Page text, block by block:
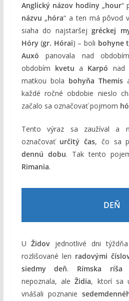
Anglický názov hodiny„hour“
názvu „hóra“ a ten má pôvod v
siaha do najstaršejgréckej
Hóry(gr. Hórai) – boli bohyne
Auxó panovala nad
obdobím kvetu a Karpó nad
matkou bola bohyňa Themis
každé ročné obdobie nieslo
začalo sa označovať pojmom
Tento výraz sa zaužíval a
označovať určitý čas, čo sa
dennú dobu. Tak tento
Rimania.
DEŇ
UŽidov jednotlivé dni
rozlišované len radovými
siedmy deň. Rímska ríša
nepoznala, aleŽidia, ktorí sa
vnášali poznanie